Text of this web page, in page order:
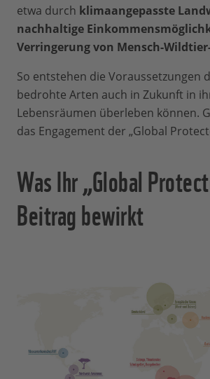
etwa durch klimaangepasste
nachhaltige
Verringerung von Mensch-
So entstehen die Voraussetzungen
bedrohte Arten auch in Zukunft in
Lebensräumen überleben können.
das Engagement der „Global
Was Ihr „Global
Beitrag bewirkt